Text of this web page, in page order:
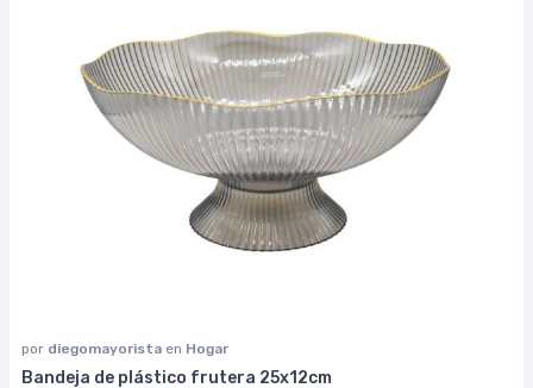
por diegomayorista en Hogar
Bandeja de plástico frutera 25x12cm